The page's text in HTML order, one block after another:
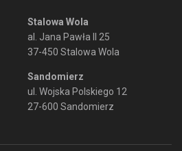
Stalowa Wola
al. Jana Pawła II 25
37-450 Stalowa Wola
Sandomierz
ul. Wojska Polskiego 12
27-600 Sandomierz